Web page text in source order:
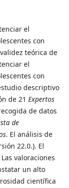
el
con
teórica de
el
con
descriptivo
de 21 Expertos
de datos
de
. El análisis de
22.0.). El
valoraciones
un alto
científica